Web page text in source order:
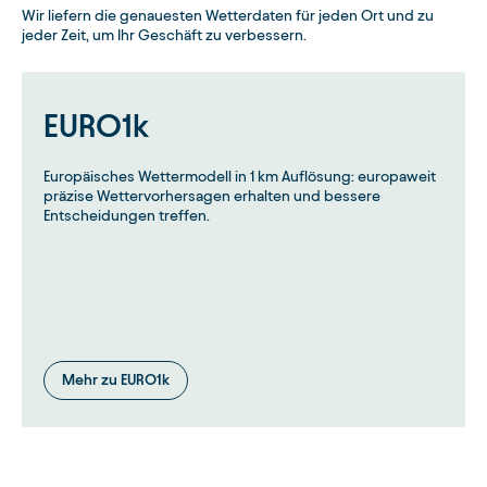
Wir liefern die genauesten Wetterdaten für jeden Ort und zu
jeder Zeit, um Ihr Geschäft zu verbessern.
EURO1k
Europäisches Wettermodell in 1 km Auflösung: europaweit
präzise Wettervorhersagen erhalten und bessere
Entscheidungen treffen.
Mehr zu EURO1k